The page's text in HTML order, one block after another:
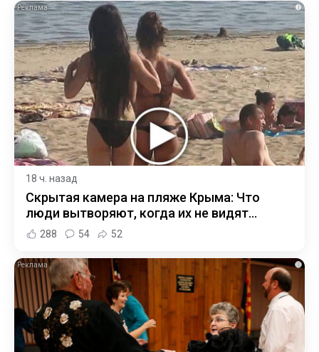
i
18 ч. назад
Скрытая камера на пляже Крыма: Что
люди вытворяют, когда их не видят...
288 54 52
i